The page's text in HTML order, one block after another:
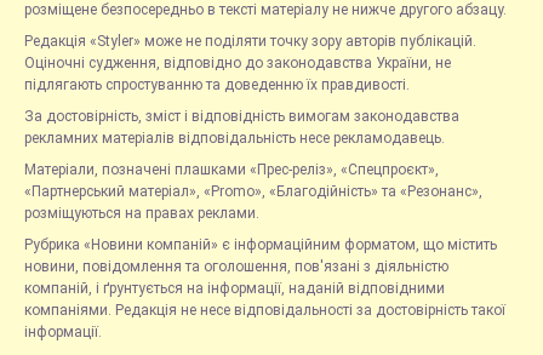
розміщене безпосередньо в тексті матеріалу не нижче другого абзацу.
Редакція «Styler» може не поділяти точку зору авторів публікацій.
Оціночні судження, відповідно до законодавства України, не
підлягають спростуванню та доведенню їх правдивості.
За достовірність, зміст і відповідність вимогам законодавства
рекламних матеріалів відповідальність несе рекламодавець.
Матеріали, позначені плашками «Прес-реліз», «Спецпроєкт»,
«Партнерський матеріал», «Promo», «Благодійність» та «Резонанс»,
розміщуються на правах реклами.
Рубрика «Новини компаній» є інформаційним форматом, що містить
новини, повідомлення та оголошення, пов'язані з діяльністю
компаній, і ґрунтується на інформації, наданій відповідними
компаніями. Редакція не несе відповідальності за достовірність такої
інформації.